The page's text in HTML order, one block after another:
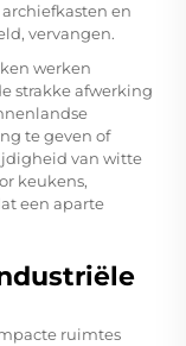
en
vervangen.
werken
strakke afwerking
te geven of
van witte
keukens,
een aparte
ruimtes